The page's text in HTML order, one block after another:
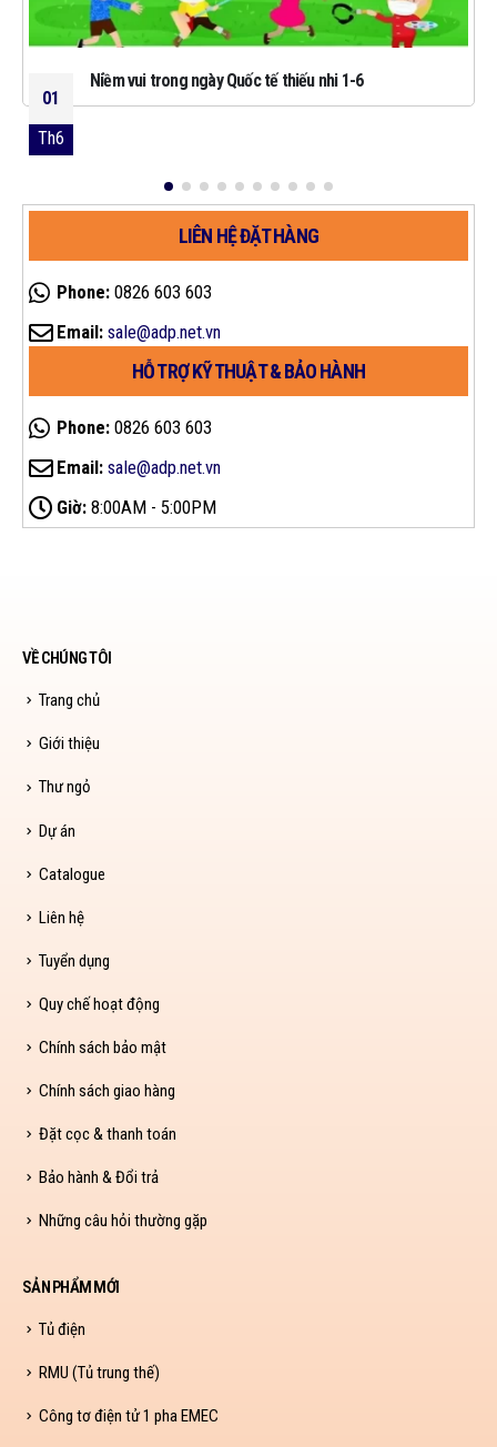
01
Th6
Niềm vui trong ngày Quốc tế thiếu nhi 1-6
LIÊN HỆ ĐẶT HÀNG
Phone: 0826 603 603
Email: sale@adp.net.vn
HỖ TRỢ KỸ THUẬT & BẢO HÀNH
Phone: 0826 603 603
Email: sale@adp.net.vn
Giờ: 8:00AM - 5:00PM
VỀ CHÚNG TÔI
Trang chủ
Giới thiệu
Thư ngỏ
Dự án
Catalogue
Liên hệ
Tuyển dụng
Quy chế hoạt động
Chính sách bảo mật
Chính sách giao hàng
Đặt cọc & thanh toán
Bảo hành & Đổi trả
Những câu hỏi thường gặp
SẢN PHẨM MỚI
Tủ điện
RMU (Tủ trung thế)
Công tơ điện tử 1 pha EMEC